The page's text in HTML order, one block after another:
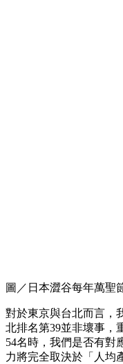
圖／日本澀谷每年萬聖
對於東京與台北而言，
北排名第39並非壞事，
54名時，我們是否有對
力將完全取決於「人均